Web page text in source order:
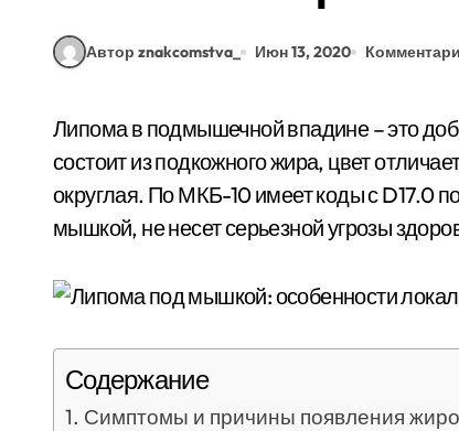
Автор znakcomstva_ Июн 13, 2020
Липома в подмышечной впадине – это доброкачественное образование небольших размеров,
состоит из подкожного жира, цвет
округлая. По МКБ-10 имеет коды с D17.0
мышкой, не несет серьезной угрозы
Содержание
Симптомы и причины появления